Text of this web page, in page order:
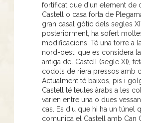
fortificat que d'un element de
Castell o casa forta de
gran casal gòtic dels segles
posteriorment, ha sofert
modificacions. Té una torre a
nord-oest, que es considera
antiga del Castell (segle XI),
codols de riera pressos amb
Actualment té baixos, pis i
Castell té teules àrabs a les
varien entre una o dues
cas. Es diu que hi ha un túnel
comunica el Castell amb Can